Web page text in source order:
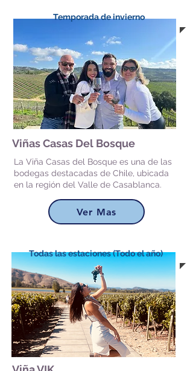
Temporada de invierno
Viñas Casas Del Bosque
La Viña Casas del Bosque es una de las
bodegas destacadas de Chile, ubicada
en la región del Valle de Casablanca.
Ver Mas
Todas las estaciones (Todo el año)